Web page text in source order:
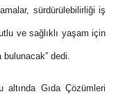
sürdürülebilirliği iş
ve sağlıklı yaşam için
dedi.
Gıda Çözümleri